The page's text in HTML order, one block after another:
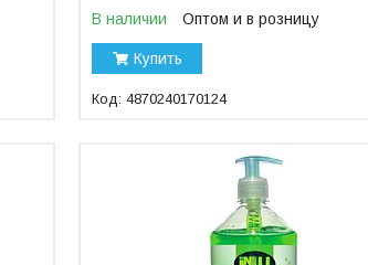
В наличии Оптом и в розницу
Купить
4870240170124